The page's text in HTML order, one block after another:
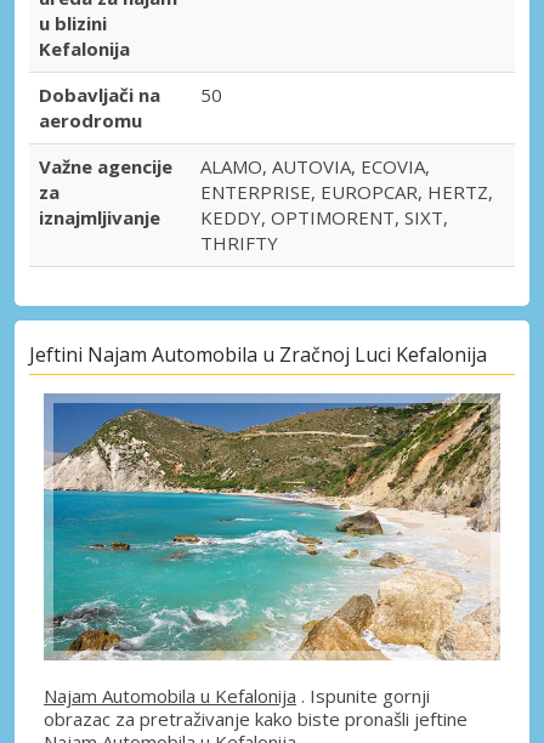
u blizini
Kefalonija
Dobavljači na
aerodromu
50
Važne agencije
za
iznajmljivanje
ALAMO, AUTOVIA, ECOVIA,
ENTERPRISE, EUROPCAR, HERTZ,
KEDDY, OPTIMORENT, SIXT,
THRIFTY
Jeftini Najam Automobila u Zračnoj Luci Kefalonija
Najam Automobila u Kefalonija . Ispunite gornji
obrazac za pretraživanje kako biste pronašli jeftine